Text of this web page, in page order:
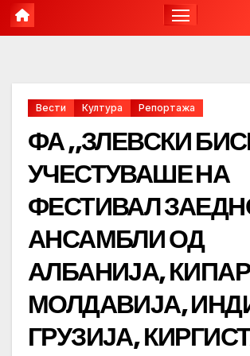
Вести Култура Репортажа
ФА ,,ЗЛЕВСКИ
УЧЕСТУВАШЕ НА
ФЕСТИВАЛ
АНСАМБЛИ ОД
АЛБАНИЈА,
МОЛДАВИЈА,
ГРУЗИЈА,